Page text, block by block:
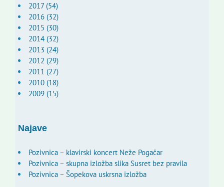
2017 (54)
2016 (32)
2015 (30)
2014 (32)
2013 (24)
2012 (29)
2011 (27)
2010 (18)
2009 (15)
Najave
Pozivnica – klavirski koncert Neže Pogačar
Pozivnica – skupna izložba slika Susret bez pravila
Pozivnica – Šopekova uskrsna izložba